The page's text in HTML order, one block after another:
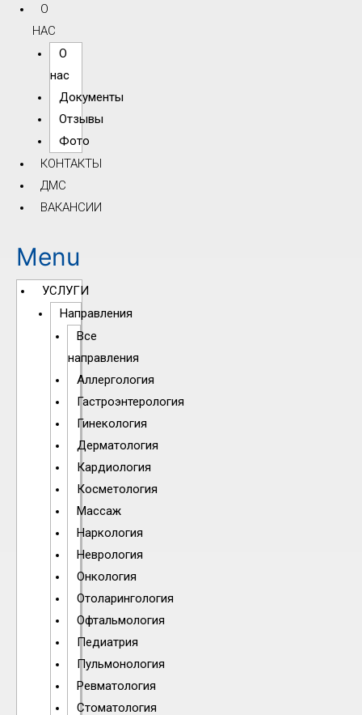
О
НАС
О
нас
Документы
Отзывы
Фото
КОНТАКТЫ
ДМС
ВАКАНСИИ
Menu
УСЛУГИ
Направления
Все
направления
Аллергология
Гастроэнтерология
Гинекология
Дерматология
Кардиология
Косметология
Массаж
Наркология
Неврология
Онкология
Отоларингология
Офтальмология
Педиатрия
Пульмонология
Ревматология
Стоматология